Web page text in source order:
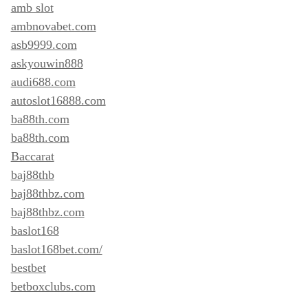
amb slot
ambnovabet.com
asb9999.com
askyouwin888
audi688.com
autoslot16888.com
ba88th.com
ba88th.com
Baccarat
baj88thb
baj88thbz.com
baj88thbz.com
baslot168
baslot168bet.com/
bestbet
betboxclubs.com